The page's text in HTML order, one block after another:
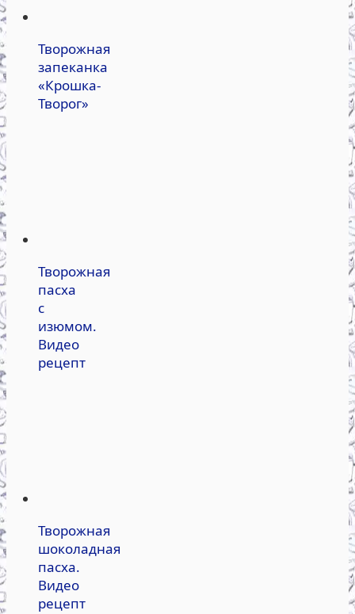
Творожная
запеканка
«Крошка-
Творог»
Творожная
пасха
с
изюмом.
Видео
рецепт
Творожная
шоколадная
пасха.
Видео
рецепт